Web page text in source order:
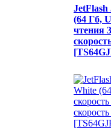
JetFlash
(64 Гб,
чтения